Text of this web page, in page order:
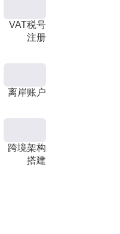
VAT税号
注册
离岸账户
跨境架构
搭建